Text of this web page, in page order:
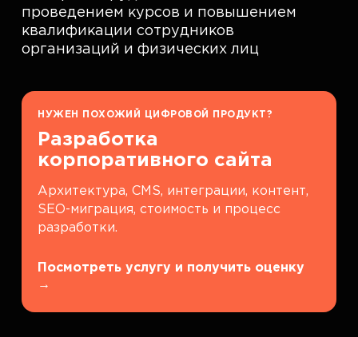
проведением курсов и повышением
квалификации сотрудников
организаций и физических лиц
НУЖЕН ПОХОЖИЙ ЦИФРОВОЙ ПРОДУКТ?
Разработка
корпоративного сайта
Архитектура, CMS, интеграции, контент,
SEO-миграция, стоимость и процесс
разработки.
Посмотреть услугу и получить оценку
→